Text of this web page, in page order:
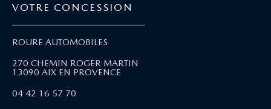
VOTRE CONCESSION
ROURE AUTOMOBILES
270 CHEMIN ROGER MARTIN
13090 AIX EN PROVENCE
04 42 16 57 70